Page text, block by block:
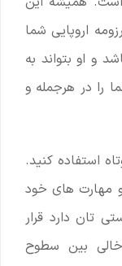
اروپایی شما
و او بتواند به
را در هرجمله و
استفاده کنید.
مهارت های خود
تان دارد قرار
بین سطوح